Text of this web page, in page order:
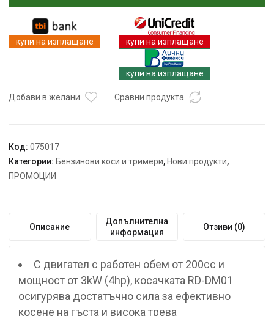
RD-
DM01,
60
см
купи на изплащане купи на изплащане
купи на изплащане
Добави в желани Сравни продукта
Код: 075017
Категории: Бензинови коси и тримери, Нови продукти,
ПРОМОЦИИ
Описание
Допълнителна
информация
Отзиви (0)
С двигател с работен обем от 200cc и
мощност от 3kW (4hp), косачката RD-DM01
осигурява достатъчно сила за ефективно
косене на гъста и висока трева